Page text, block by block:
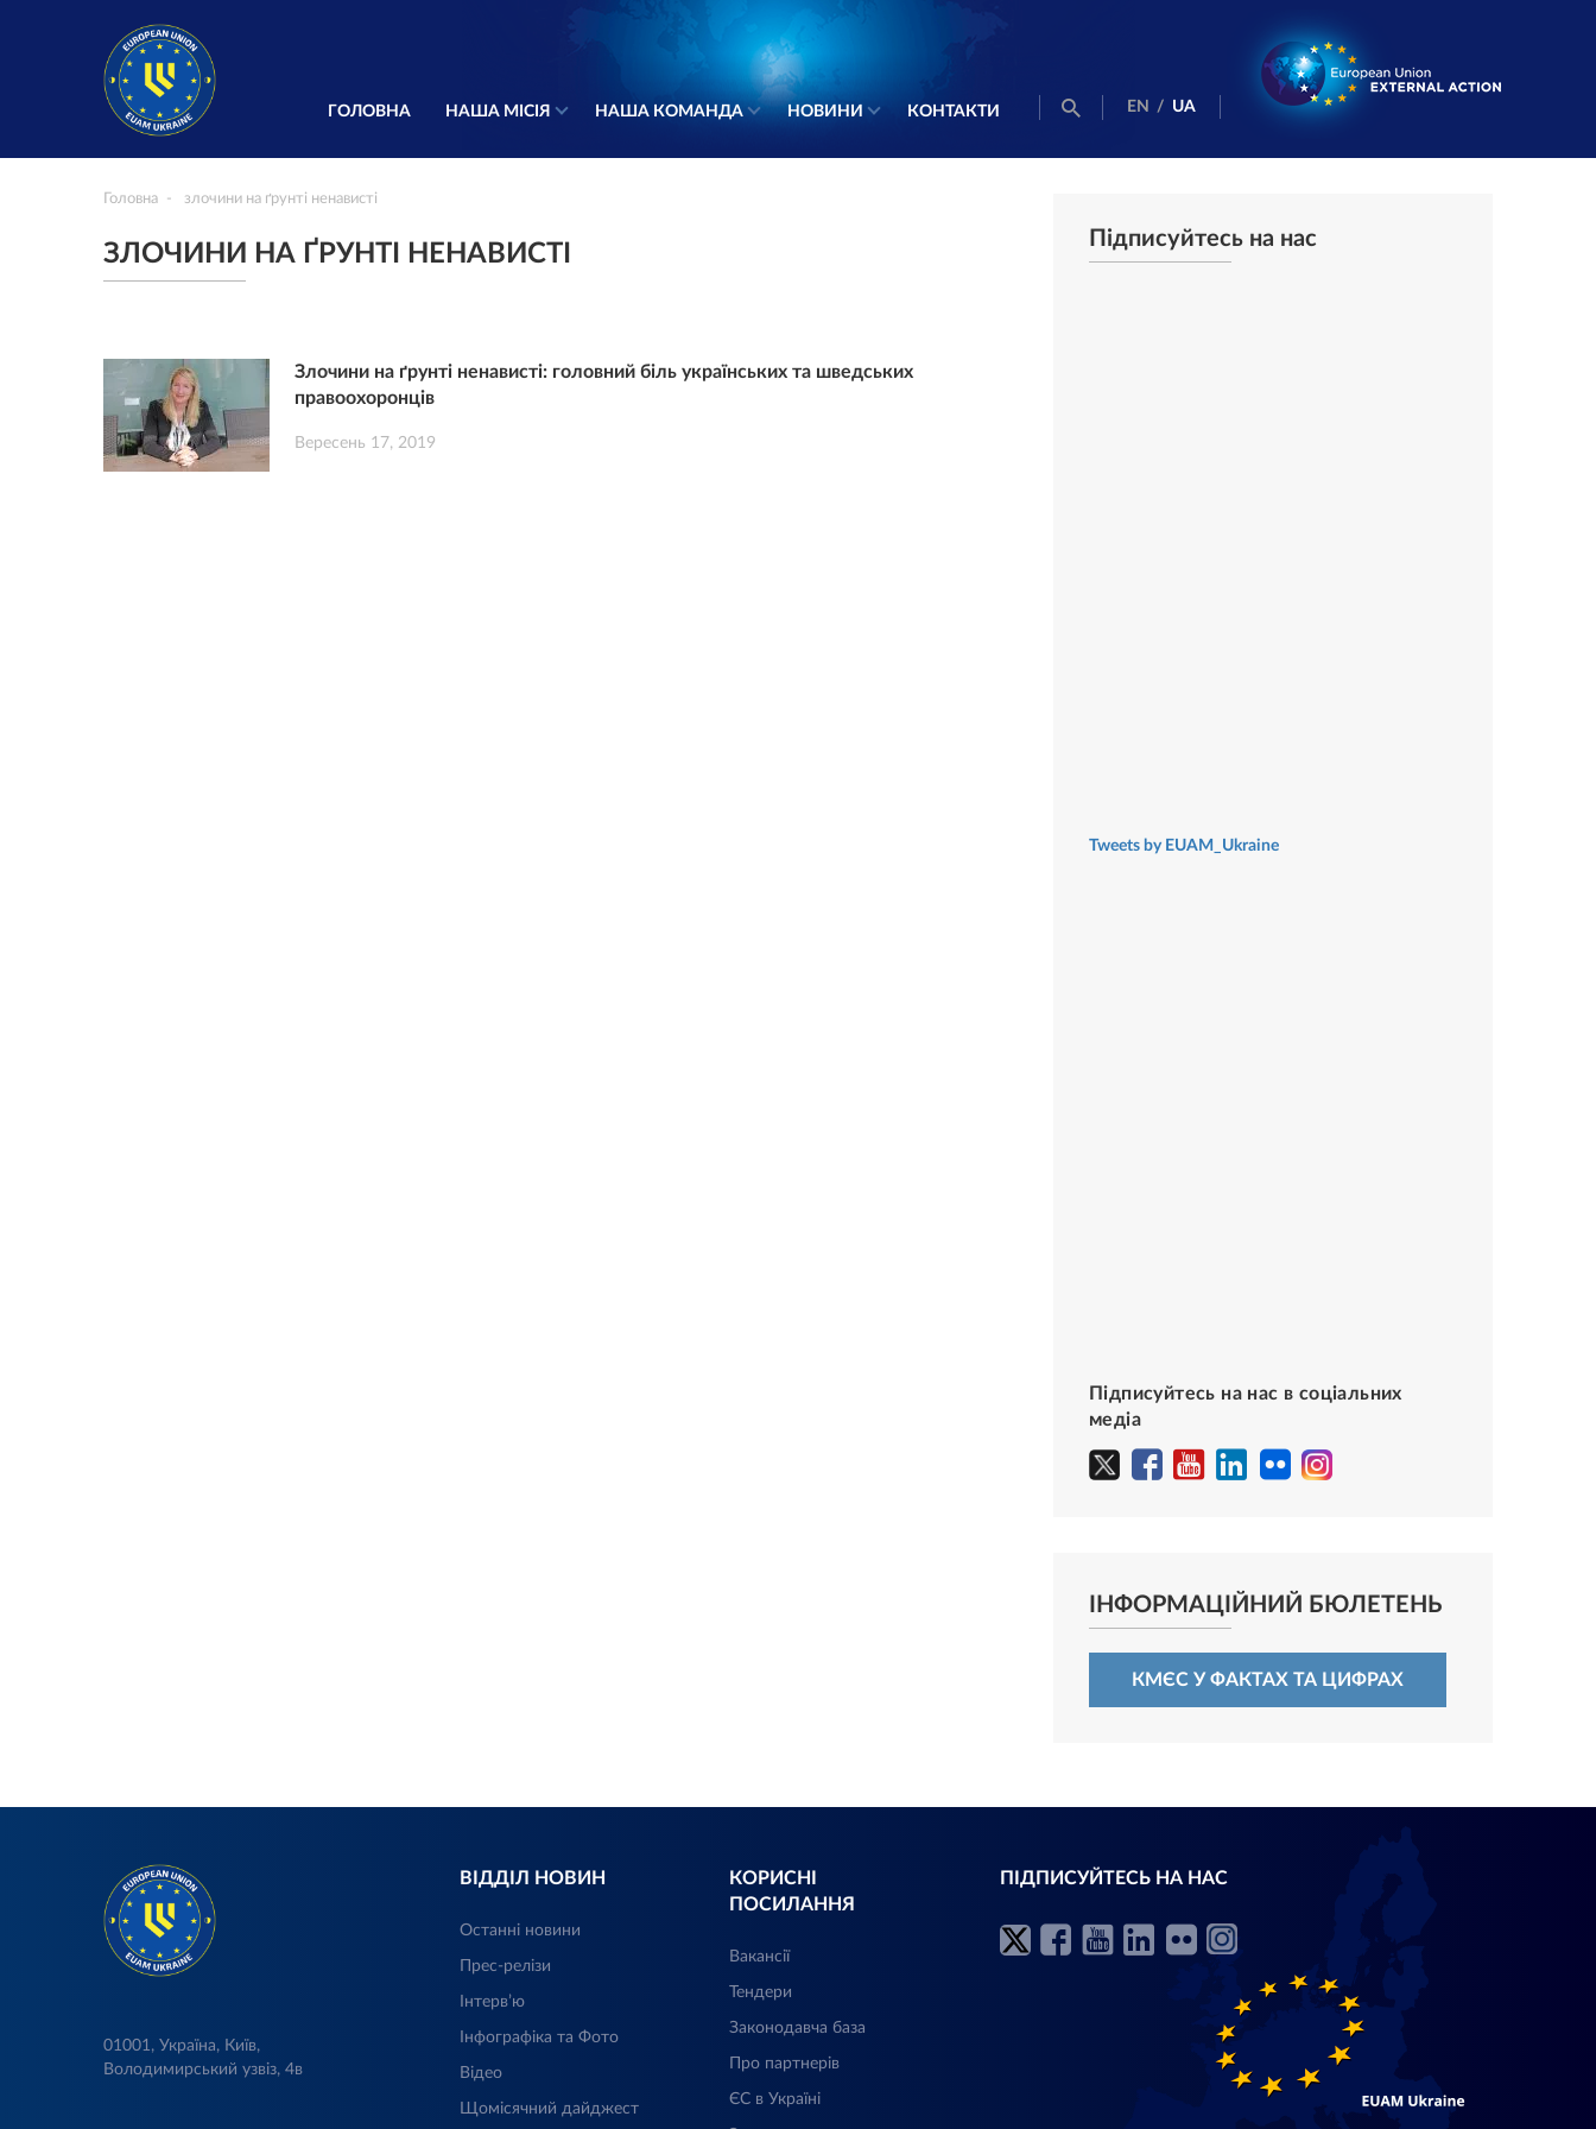
ГОЛОВНА НАША МІСІЯ НАША КОМАНДА НОВИНИ КОНТАКТИ EN / UA
Головна злочини на ґрунті ненависті
ЗЛОЧИНИ НА ҐРУНТІ НЕНАВИСТІ
Злочини на ґрунті ненависті: головний біль українських та шведських
правоохоронців
Вересень 17, 2019
Підписуйтесь на нас
Tweets by EUAM_Ukraine
Підписуйтесь на нас в соціальних
медіа
ІНФОРМАЦІЙНИЙ БЮЛЕТЕНЬ
КМЄС У ФАКТАХ ТА ЦИФРАХ
01001, Україна, Київ,
Володимирський узвіз, 4в
ВІДДІЛ НОВИН
Останні новини
Прес-релізи
Інтерв’ю
Інфографіка та Фото
Відео
Щомісячний дайджест
КОРИСНІ
ПОСИЛАННЯ
Вакансії
Тендери
Законодавча база
Про партнерів
ЄС в Україні
ПІДПИСУЙТЕСЬ НА НАС